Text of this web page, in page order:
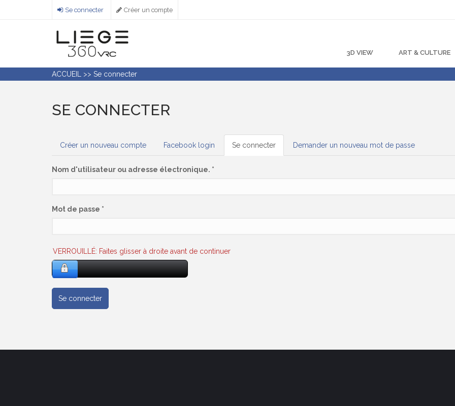
Se connecter Créer un compte
3D VIEW ART & CULTURE
ACCUEIL >> Se connecter
SE CONNECTER
ONGLETS
PRINCIPAUX
Créer un nouveau compte Facebook login Se connecter (ongletDemander un nouveau mot de passe
Nom d'utilisateur ou adresse électronique. *
Mot de passe *
VERROUILLÉ: Faites glisser à droite avant de continuer
Se connecter